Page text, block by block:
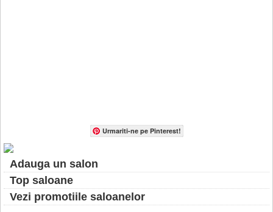
Urmariti-ne pe Pinterest!
Adauga un salon
Top saloane
Vezi promotiile saloanelor